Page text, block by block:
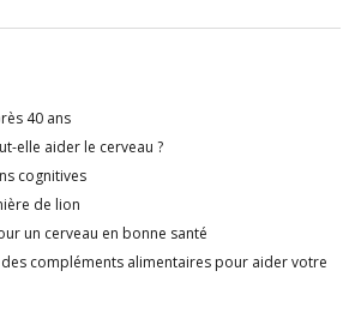
40 ans
elle aider le cerveau ?
cognitives
de lion
un cerveau en bonne santé
compléments alimentaires pour aider votre